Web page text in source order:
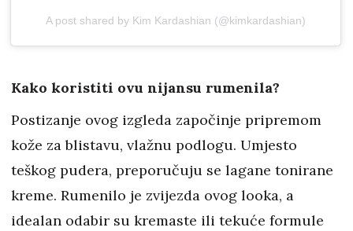
A post shared by Kim Kardashian (@kimkardashian)
Kako koristiti ovu nijansu rumenila?
Postizanje ovog izgleda započinje pripremom
kože za blistavu, vlažnu podlogu. Umjesto
teškog pudera, preporučuju se lagane tonirane
kreme. Rumenilo je zvijezda ovog looka, a
idealan odabir su kremaste ili tekuće formule